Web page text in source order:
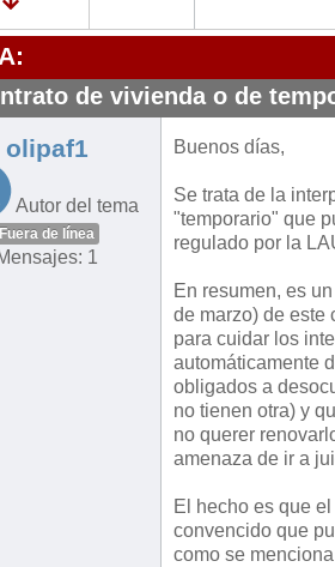
de vivienda o de
olipaf1
Autor del tema
Fuera de línea
1
Buenos días,
Se trata de la
"temporario" que
regulado por la
En resumen, es
de marzo) de este
para cuidar los
automáticamente
obligados a
no tienen otra) y
no querer
amenaza de ir a
El hecho es que
convencido que
como se